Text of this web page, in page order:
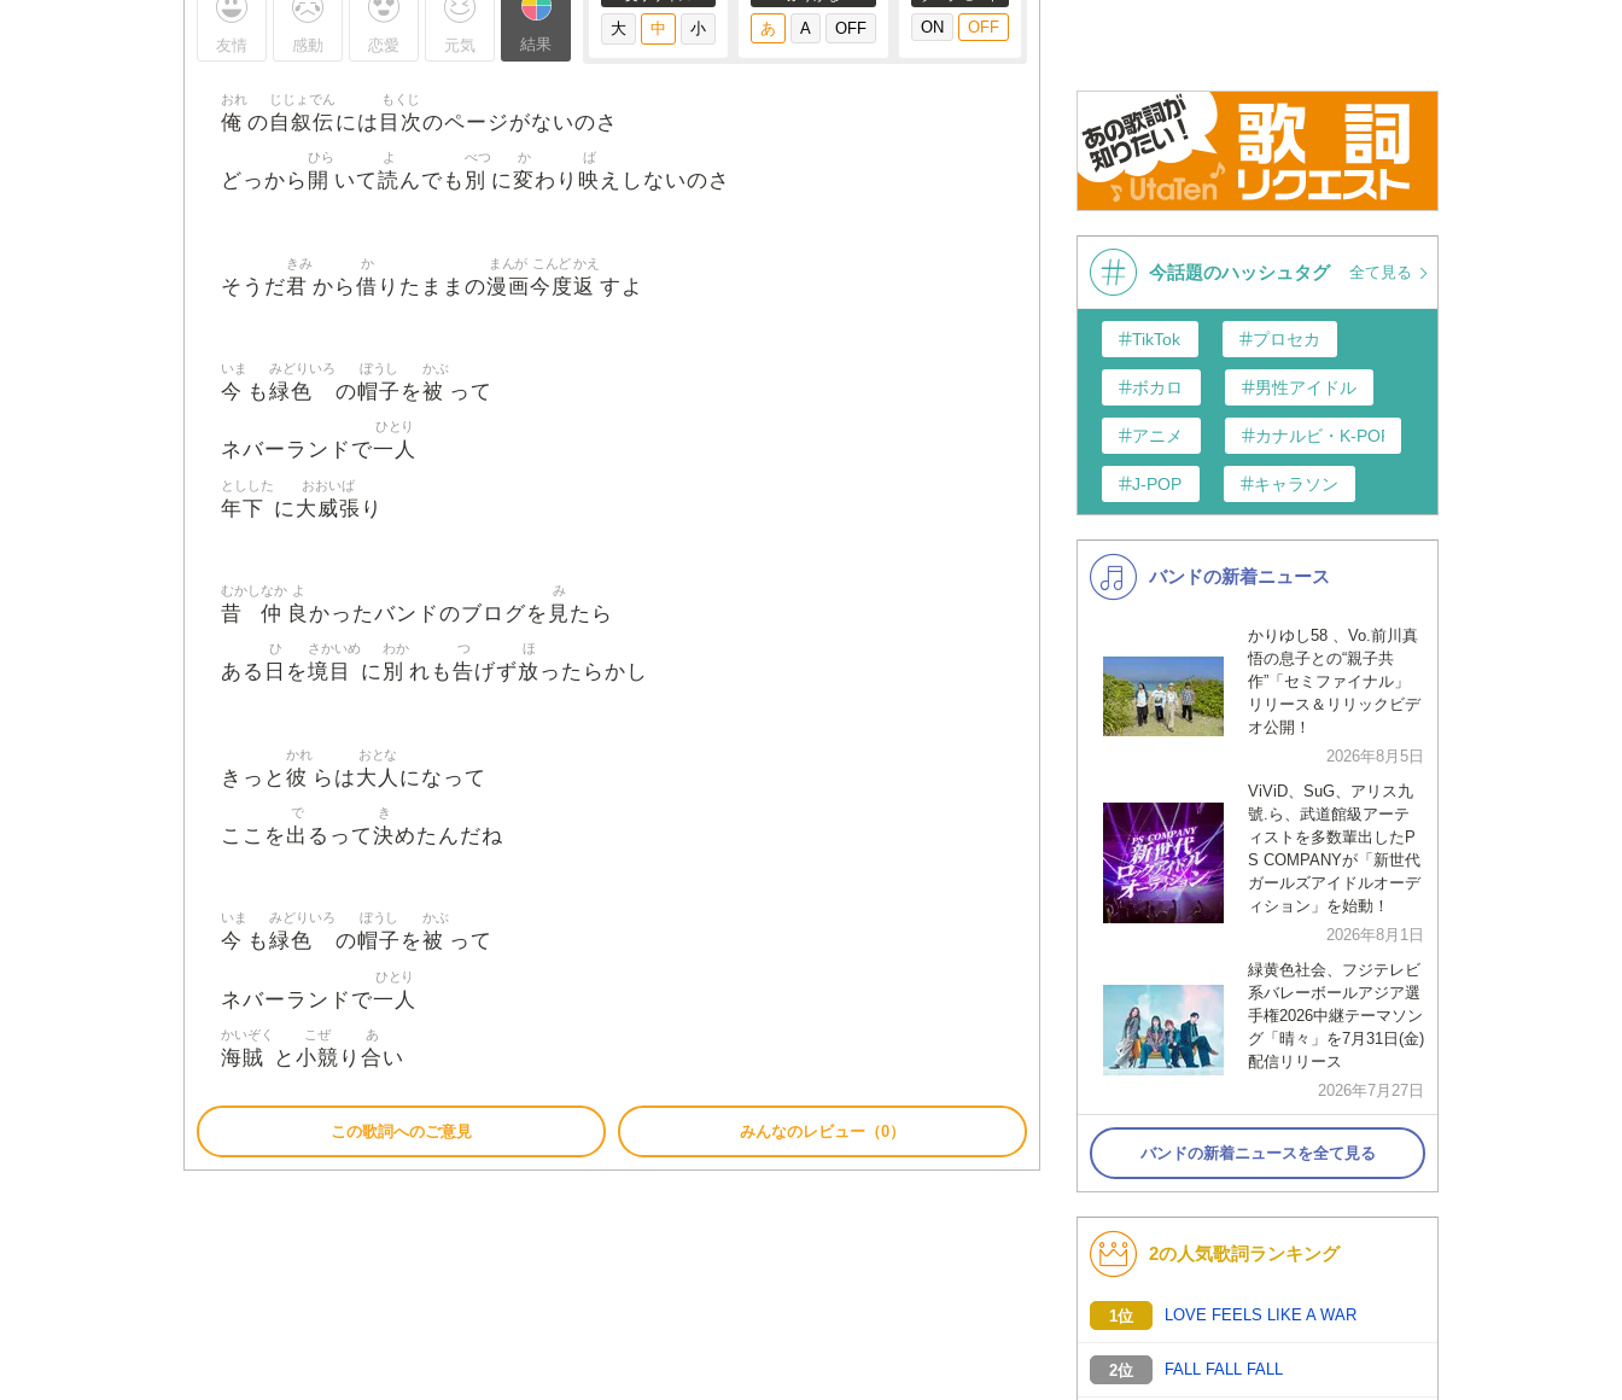
友情 感動 恋愛 元気 結果
俺
おれ
の自叙伝
じじょでん
には 目次
もくじ
のページがないのさ
どっから 開
ひら
いて読
よ
んでも 別
べつ
に変
か
わり 映
ば
えしないのさ
そうだ君
きみ
から借
か
りたままの漫画
まんが
今度
こんど
返
かえ
すよ
今
いま
も緑色
みどりいろ
の帽子
ぼうし
を被
かぶ
って
ネバーランドで一人
ひとり
年下
としした
に大威張
おおいば
り
昔
むかし
仲
なか
良
よ
かったバンドのブログを 見
み
たら
ある 日
ひ
を境目
さかいめ
に 別
わか
れも告
つ
げず放
ほ
ったらかし
きっと 彼
かれ
らは大人
おとな
になって
ここを出
で
るって決
き
めたんだね
今
いま
も緑色
みどりいろ
の帽子
ぼうし
を被
かぶ
って
ネバーランドで一人
ひとり
海賊
かいぞく
と 小競
こぜ
り 合
あ
い
この歌詞へのご意見 みんなのレビュー（0）
今話題のハッシュタグ 全て見る
TikTok プロセカ
ボカロ 男性アイドル
アニメ カナルビ・K-POP和訳
J-POP キャラソン
K-POP 演歌・歌謡
洋楽
VTuber ディズニー
バンドの新着ニュース
かりゆし58 、Vo.前川真
悟の息子との“親子共
作”「セミファイナル」
リリース＆リリックビデ
オ公開！
2026年8月5日
ViViD、SuG、アリス九
號.ら、武道館級アーテ
ィストを多数輩出したP
S COMPANYが「新世代
ガールズアイドルオーデ
ィション」を始動！
2026年8月1日
緑黄色社会、フジテレビ
系バレーボールアジア選
手権2026中継テーマソン
グ「晴々」を7月31日(金)
配信リリース
2026年7月27日
バンドの新着ニュースを全て見る
2の人気歌詞ランキング
1位 LOVE FEELS LIKE A WAR
2位 FALL FALL FALL